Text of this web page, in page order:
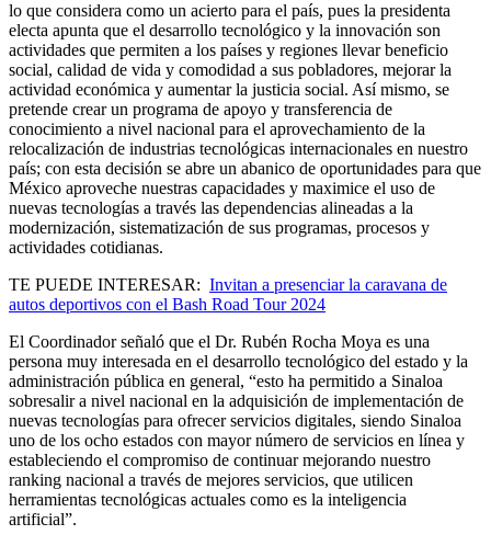
lo que considera como un acierto para el país, pues la presidenta
electa apunta que el desarrollo tecnológico y la innovación son
actividades que permiten a los países y regiones llevar beneficio
social, calidad de vida y comodidad a sus pobladores, mejorar la
actividad económica y aumentar la justicia social. Así mismo, se
pretende crear un programa de apoyo y transferencia de
conocimiento a nivel nacional para el aprovechamiento de la
relocalización de industrias tecnológicas internacionales en nuestro
país; con esta decisión se abre un abanico de oportunidades para que
México aproveche nuestras capacidades y maximice el uso de
nuevas tecnologías a través las dependencias alineadas a la
modernización, sistematización de sus programas, procesos y
actividades cotidianas.
TE PUEDE INTERESAR: Invitan a presenciar la caravana de
autos deportivos con el Bash Road Tour 2024
El Coordinador señaló que el Dr. Rubén Rocha Moya es una
persona muy interesada en el desarrollo tecnológico del estado y la
administración pública en general, “esto ha permitido a Sinaloa
sobresalir a nivel nacional en la adquisición de implementación de
nuevas tecnologías para ofrecer servicios digitales, siendo Sinaloa
uno de los ocho estados con mayor número de servicios en línea y
estableciendo el compromiso de continuar mejorando nuestro
ranking nacional a través de mejores servicios, que utilicen
herramientas tecnológicas actuales como es la inteligencia
artificial”.